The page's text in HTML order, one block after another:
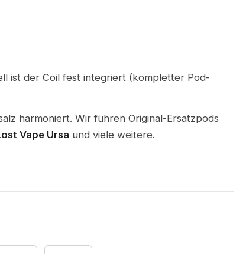
ist der Coil fest integriert (kompletter Pod-
harmoniert. Wir führen Original-Ersatzpods
Vape Ursa und viele weitere.